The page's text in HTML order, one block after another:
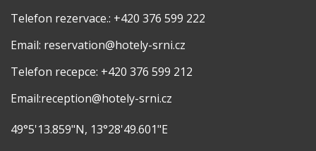
Telefon rezervace.: +420 376 599 222
Email: reservation@hotely-srni.cz
Telefon recepce: +420 376 599 212
Email:reception@hotely-srni.cz
49°5'13.859"N, 13°28'49.601"E